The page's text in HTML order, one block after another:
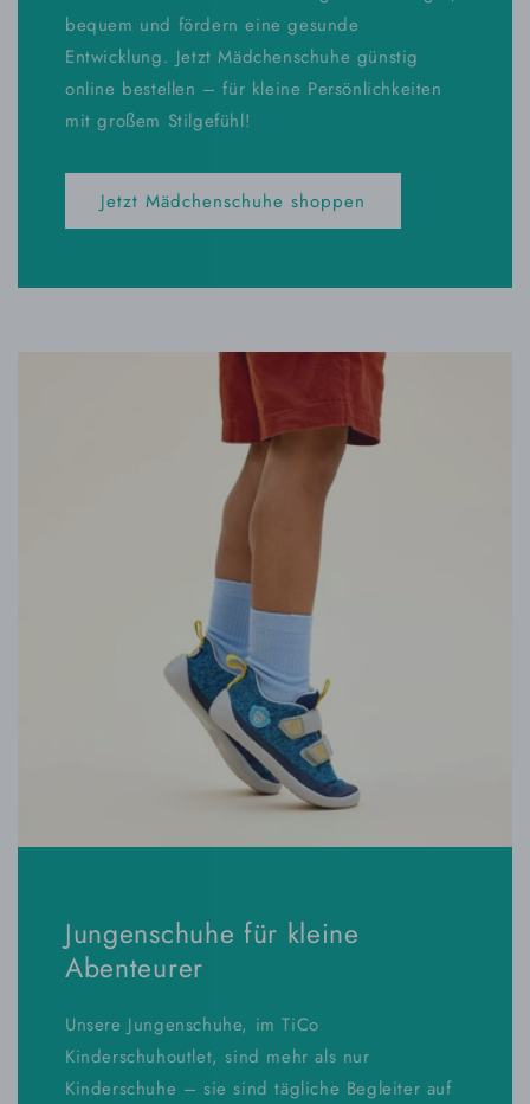
bequem und fördern eine gesunde
Entwicklung. Jetzt Mädchenschuhe günstig
online bestellen – für kleine Persönlichkeiten
mit großem Stilgefühl!
Jetzt Mädchenschuhe shoppen
Jungenschuhe für kleine
Abenteurer
Unsere Jungenschuhe, im TiCo
Kinderschuhoutlet, sind mehr als nur
Kinderschuhe – sie sind tägliche Begleiter auf